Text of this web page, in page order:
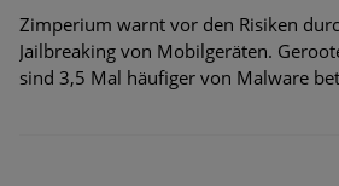
Zimperium warnt vor den Risiken
Jailbreaking von Mobilgeräten.
sind 3,5 Mal häufiger von Malware